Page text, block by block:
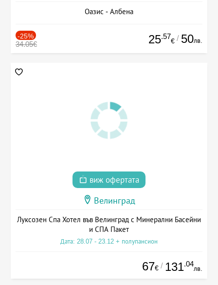
Оазис - Албена
-25%
34.05€ 25.57
€ / 50лв.
виж офертата
Велинград
Луксозен Спа Хотел във Велинград с Минерални Басейни
и СПА Пакет
Дата: 28.07 - 23.12 + полупансион
67€ / 131.04
лв.